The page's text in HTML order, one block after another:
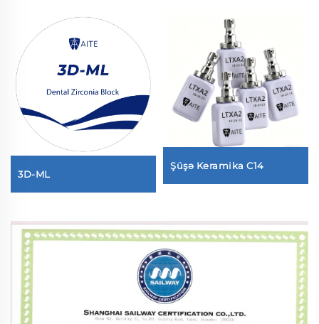
3D-ML
Şüşə Keramika C14